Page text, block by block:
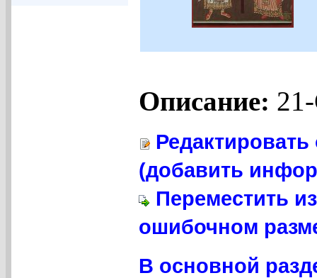
Описание:
(добавить
Переместить
ошибочном
В основной